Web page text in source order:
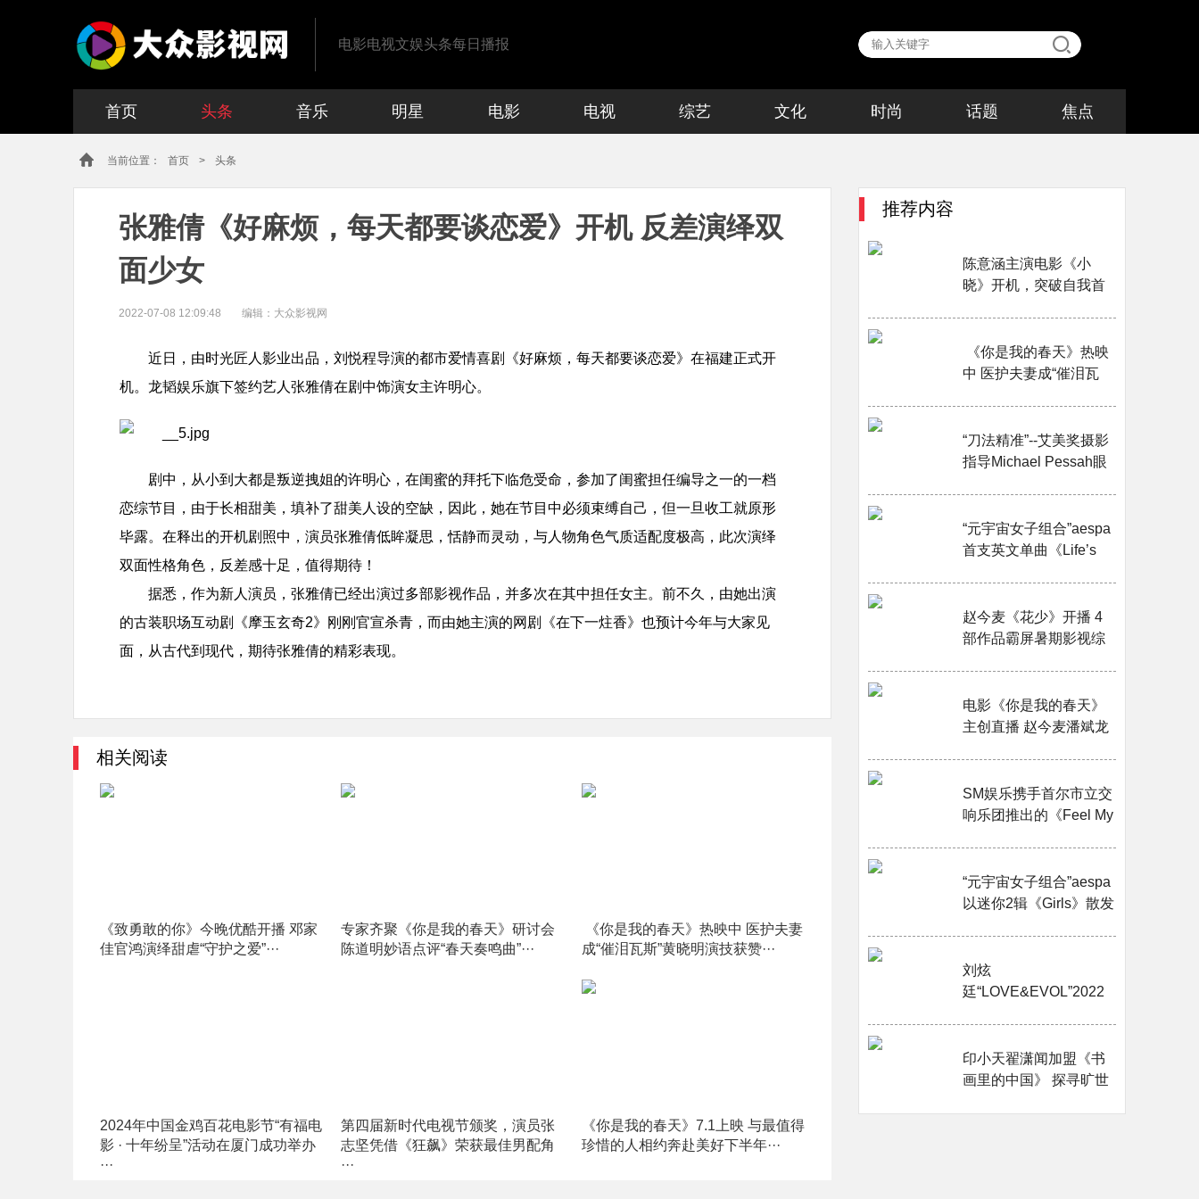
电影电视文娱头条每日播报
首页 头条 音乐 明星 电影 电视 综艺 文化 时尚 话题 焦点
当前位置： 首页 > 头条
张雅倩《好麻烦，每天都要谈恋爱》开机 反差演绎双
面少女​
2022-07-08 12:09:48 编辑： 大众影视网
近日，由时光匠人影业出品，刘悦程导演的都市爱情喜剧《好麻烦，每天都要谈恋爱》在福建正式开
机。龙韬娱乐旗下签约艺人张雅倩在剧中饰演女主许明心。
剧中，从小到大都是叛逆拽姐的许明心，在闺蜜的拜托下临危受命，参加了闺蜜担任编导之一的一档
恋综节目，由于长相甜美，填补了甜美人设的空缺，因此，她在节目中必须束缚自己，但一旦收工就原形
毕露。在释出的开机剧照中，演员张雅倩低眸凝思，恬静而灵动，与人物角色气质适配度极高，此次演绎
双面性格角色，反差感十足，值得期待！
据悉，作为新人演员，张雅倩已经出演过多部影视作品，并多次在其中担任女主。前不久，由她出演
的古装职场互动剧《摩玉玄奇2》刚刚官宣杀青，而由她主演的网剧《在下一炷香》也预计今年与大家见
面，从古代到现代，期待张雅倩的精彩表现。
相关阅读
《致勇敢的你》今晚优酷开播 邓家
佳官鸿演绎甜虐“守护之爱”···
专家齐聚《你是我的春天》研讨会
陈道明妙语点评“春天奏鸣曲”···
​ 《你是我的春天》热映中 医护夫妻
成“催泪瓦斯”黄晓明演技获赞···
2024年中国金鸡百花电影节“有福电
影 · 十年纷呈”活动在厦门成功举办
···
第四届新时代电视节颁奖，演员张
志坚凭借《狂飙》荣获最佳男配角
···
《你是我的春天》7.1上映 与最值得
珍惜的人相约奔赴美好下半年···
推荐内容
陈意涵主演电影《小
晓》开机，突破自我首
​ 《你是我的春天》热映
中 医护夫妻成“催泪瓦
“刀法精准”--艾美奖摄影
指导Michael Pessah眼
“元宇宙女子组合”aespa
首支英文单曲《Life’s
赵今麦《花少》开播 4
部作品霸屏暑期影视综
电影《你是我的春天》
主创直播 赵今麦潘斌龙
SM娱乐携手首尔市立交
响乐团推出的《Feel My
“元宇宙女子组合”aespa
以迷你2辑《Girls》散发
刘炫
廷“LOVE&EVOL”2022
印小天翟潇闻加盟《书
画里的中国》 探寻旷世